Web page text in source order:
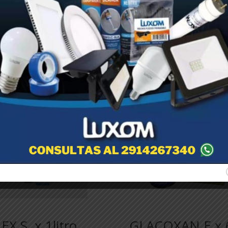
para caer en ella. Cada trampa posee un potente adhesivo
No se debe tirar la trampa hasta que esté colmada de
días de efectividad de la misma.